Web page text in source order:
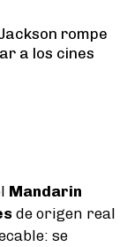
rompe
a los cines
Mandarin
de origen real
se